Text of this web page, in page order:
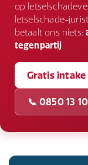
op
letselschade-
betaalt ons niets:
tegenpartij
Gratis
📞 0850 13 10